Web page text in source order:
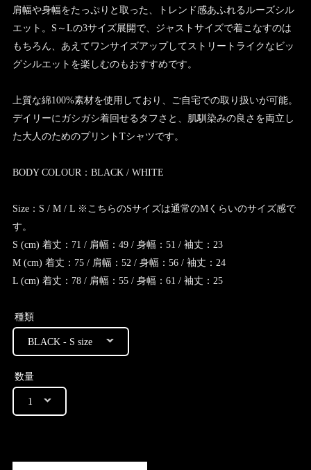
肩幅や身幅をたっぷりと取った、トレンド感あふれるルーズシル
エット。S～Lの3サイズ展開で、ジャストサイズで着こなすのは
もちろん、あえてワンサイズアップしてストリートライクなビッ
グシルエットを楽しむのもおすすめです。
上質な綿100%素材を使用しており、ご自宅での取り扱いが可能。
デイリーにガシガシ着回せるタフさと、肌馴染みの良さを両立し
た大人のためのプリントTシャツです。
BODY COLOUR：BLACK / WHITE
Size：S / M / L ※こちらのSサイズは通常のMくらいのサイズ感で
す。
S (cm) 着丈：71 / 肩幅：49 / 身幅：51 / 袖丈：23
M (cm) 着丈：75 / 肩幅：52 / 身幅：56 / 袖丈：24
L (cm) 着丈：78 / 肩幅：55 / 身幅：61 / 袖丈：25
種類
数量